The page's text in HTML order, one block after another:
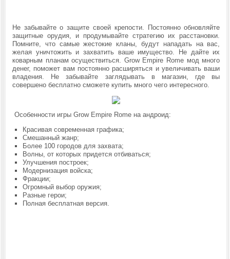
Не забывайте о защите своей крепости. Постоянно обновляйте
защитные орудия, и продумывайте стратегию их расстановки.
Помните, что самые жестокие кланы, будут нападать на вас,
желая уничтожить и захватить ваше имущество. Не дайте их
коварным планам осуществиться. Grow Empire Rome мод много
денег, поможет вам постоянно расширяться и увеличивать ваши
владения. Не забывайте заглядывать в магазин, где вы
совершено бесплатно сможете купить много чего интересного.
Особенности игры Grow Empire Rome на андроид:
Красивая современная графика;
Смешанный жанр;
Более 100 городов для захвата;
Волны, от которых придется отбиваться;
Улучшения построек;
Модернизация войска;
Фракции;
Огромный выбор оружия;
Разные герои;
Полная бесплатная версия.